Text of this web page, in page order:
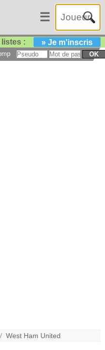
☰
: » Je m'inscris
: OK
/West Ham United